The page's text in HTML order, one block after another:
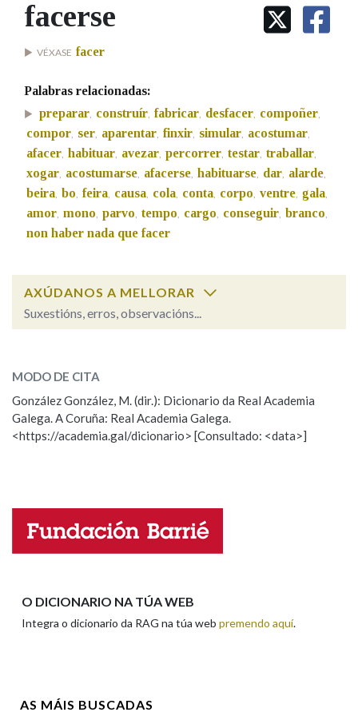
IDENTIDADE CORPORATIVA
MARCIAL DEL ADALID
FIGURAS HOMENAXEADAS
PORTAL DAS PALABRAS
Facebook
TwitterYoutubeInstagram
Bluesky
BUSCAR NOS LEMAS
Comeza por
Remata por
Contén
Nas definicións
Na fraseoloxía
Marcas gramaticais
facerse
VÉXASE facer
Palabras relacionadas:
preparar, construír, fabricar, desfacer, compoñer,
compor, ser, aparentar, finxir, simular, acostumar,
afacer, habituar, avezar, percorrer, testar, traballar,
xogar, acostumarse, afacerse, habituarse, dar, alarde,
beira, bo, feira, causa, cola, conta, corpo, ventre, gala,
amor, mono, parvo, tempo, cargo, conseguir, branco,
non haber nada que facer
AXÚDANOS A MELLORAR
Suxestións, erros, observacións...
ESCOLLE UNHA OPCIÓN:
Observación Hai un erro na palabra
Propoño mellorar a definición
Nome
MODO DE CITA
González González, M. (dir.): Dicionario da Real Academia
Galega. A Coruña: Real Academia Galega.
<https://academia.gal/dicionario> [Consultado: <data>]
O DICIONARIO NA TÚA WEB
Integra o dicionario da RAG na túa web premendo aquí.
AS MÁIS BUSCADAS